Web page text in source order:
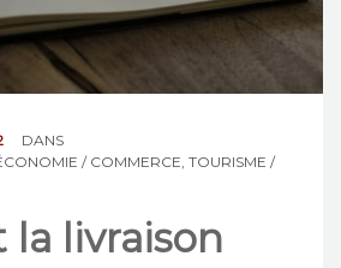
DANS
/ COMMERCE, TOURISME /
la livraison